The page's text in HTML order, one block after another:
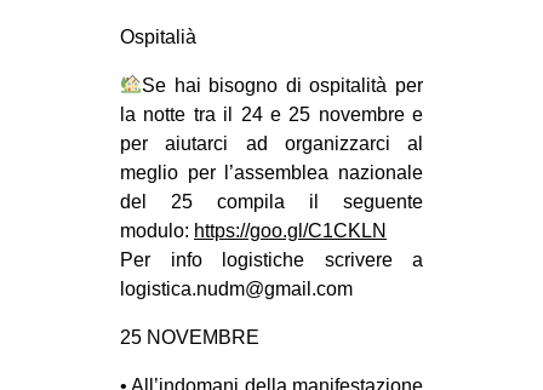
Fb
tw
bsky
ms
Ospitalià
Se hai bisogno di ospitalità per
la notte tra il 24 e 25 novembre e
per aiutarci ad organizzarci al
meglio per l’assemblea nazionale
del 25 compila il seguente
modulo: https://goo.gl/C1CKLN
Per info logistiche scrivere a
logistica.nudm@gmail.com
25 NOVEMBRE
• All’indomani della manifestazione